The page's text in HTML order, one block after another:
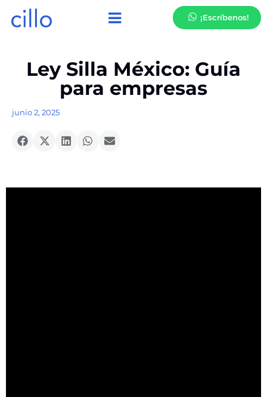
¡Escríbenos!
Ley Silla México: Guía
para empresas
junio 2, 2025